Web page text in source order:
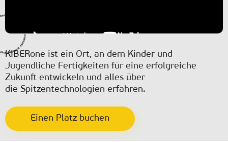
KIBERone ist ein Ort, an dem Kinder und
Jugendliche Fertigkeiten für eine erfolgreiche
Zukunft entwickeln und alles über
die Spitzentechnologien erfahren.
Einen Platz buchen